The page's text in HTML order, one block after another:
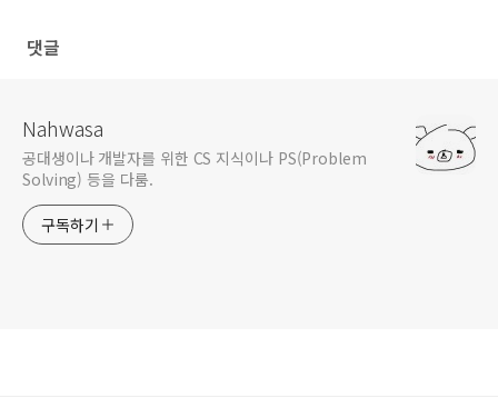
댓글
Nahwasa
공대생이나 개발자를 위한 CS 지식이나 PS(Problem
Solving) 등을 다룸.
구독하기